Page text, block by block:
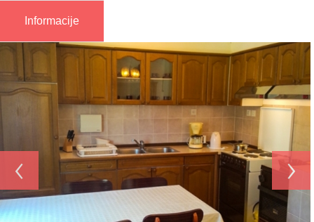
Informacije
‹ ›